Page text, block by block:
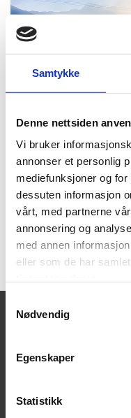
Samtykke
Denne nettsiden
Vi bruker
annonser et personlig
mediefunksjoner og
dessuten informasjon
vårt, med partnerne
annonsering og
med annen
eller som de har
Nødvendig
Egenskaper
Statistikk
Kontakt oss
 post@vistdal.com